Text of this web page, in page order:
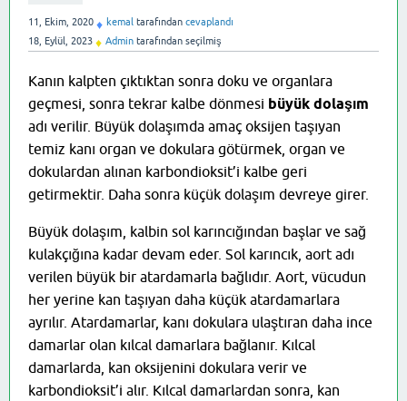
11, Ekim, 2020 ♦ kemal tarafından cevaplandı
18, Eylül, 2023 ♦ Admin tarafından seçilmiş
Kanın kalpten çıktıktan sonra doku ve organlara
geçmesi, sonra tekrar kalbe dönmesi büyük dolaşım
adı verilir. Büyük dolaşımda amaç oksijen taşıyan
temiz kanı organ ve dokulara götürmek, organ ve
dokulardan alınan karbondioksit’i kalbe geri
getirmektir. Daha sonra küçük dolaşım devreye girer.
Büyük dolaşım, kalbin sol karıncığından başlar ve sağ
kulakçığına kadar devam eder. Sol karıncık, aort adı
verilen büyük bir atardamarla bağlıdır. Aort, vücudun
her yerine kan taşıyan daha küçük atardamarlara
ayrılır. Atardamarlar, kanı dokulara ulaştıran daha ince
damarlar olan kılcal damarlara bağlanır. Kılcal
damarlarda, kan oksijenini dokulara verir ve
karbondioksit’i alır. Kılcal damarlardan sonra, kan